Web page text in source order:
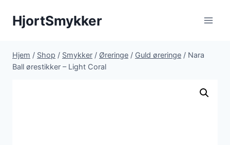
HjortSmykker
Hjem / Shop / Smykker / Øreringe / Guld øreringe / Nara
Ball ørestikker – Light Coral